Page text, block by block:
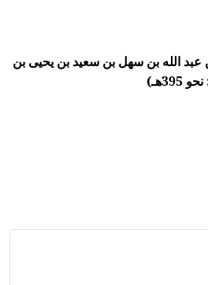
عبد الله بن سهل بن سعيد بن يحيى بن